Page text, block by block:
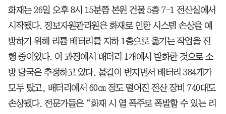
화재는 26일 오후 8시 15분쯤 본원 건물 5층 7-1 전산실에서
시작됐다. 정보자원관리원은 화재로 인한 시스템 손상을 예
방하기 위해 리튬 배터리를 지하 1층으로 옮기는 작업을 진
행 중이었다. 이 과정에서 배터리 1개에서 발화한 것으로 소
방 당국은 추정하고 있다. 불길이 번지면서 배터리 384개가
모두 탔고, 배터리에서 60㎝ 정도 떨어진 전산 장비 740대도
손상됐다. 전문가들은 “화재 시 열 폭주로 폭발할 수 있는 리